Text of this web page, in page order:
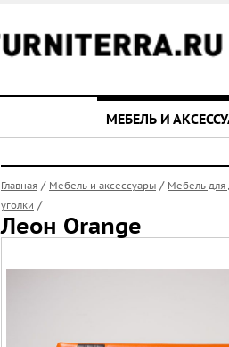
МЕБЕЛЬ И
Главная / Мебель и аксессуары / Мебель для
уголки /
Леон Orange